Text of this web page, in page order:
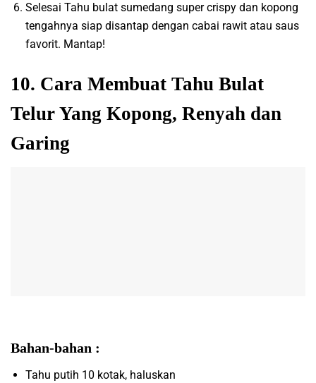
Selesai Tahu bulat sumedang super crispy dan kopong
tengahnya siap disantap dengan cabai rawit atau saus
favorit. Mantap!
10. Cara Membuat Tahu Bulat
Telur Yang Kopong, Renyah dan
Garing
Bahan-bahan :
Tahu putih 10 kotak, haluskan